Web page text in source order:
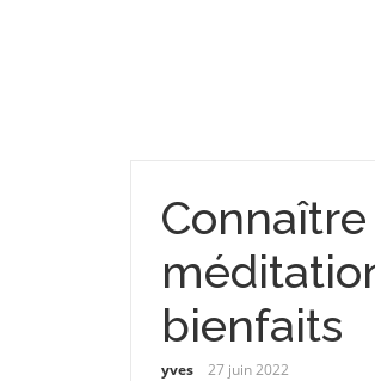
bienfaits
yves 27 juin 2022